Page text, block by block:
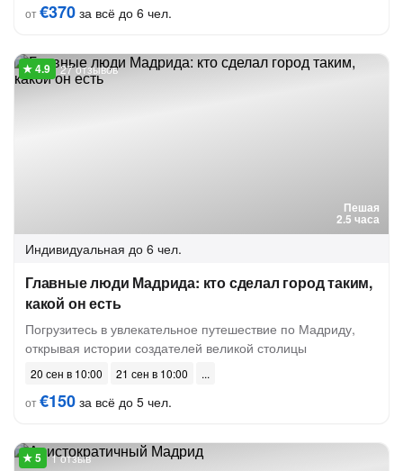
от€370 за всё до 6 чел.
Пешая
2.5 часа
27 отзывов
Индивидуальная до 6 чел.
Главные люди Мадрида: кто сделал город таким,
какой он есть
Погрузитесь в увлекательное путешествие по Мадриду,
открывая истории создателей великой столицы
20 сен в 10:00
21 сен в 10:00
от€150 за всё до 5 чел.
1 отзыв